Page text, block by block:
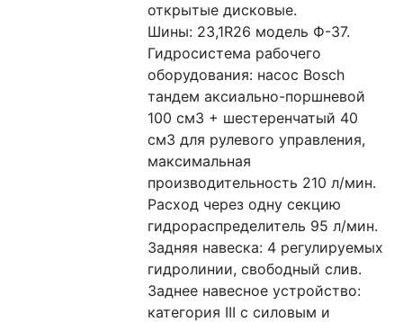
открытые дисковые.
Шины: 23,1R26 модель Ф-37.
Гидросистема рабочего
оборудования: насос Bosch
тандем аксиально-поршневой
100 см3 + шестеренчатый 40
см3 для рулевого управления,
максимальная
производительность 210 л/мин.
Расход через одну секцию
гидрораспределитель 95 л/мин.
Задняя навеска: 4 регулируемых
гидролинии, свободный слив.
Заднее навесное устройство:
категория III с силовым и